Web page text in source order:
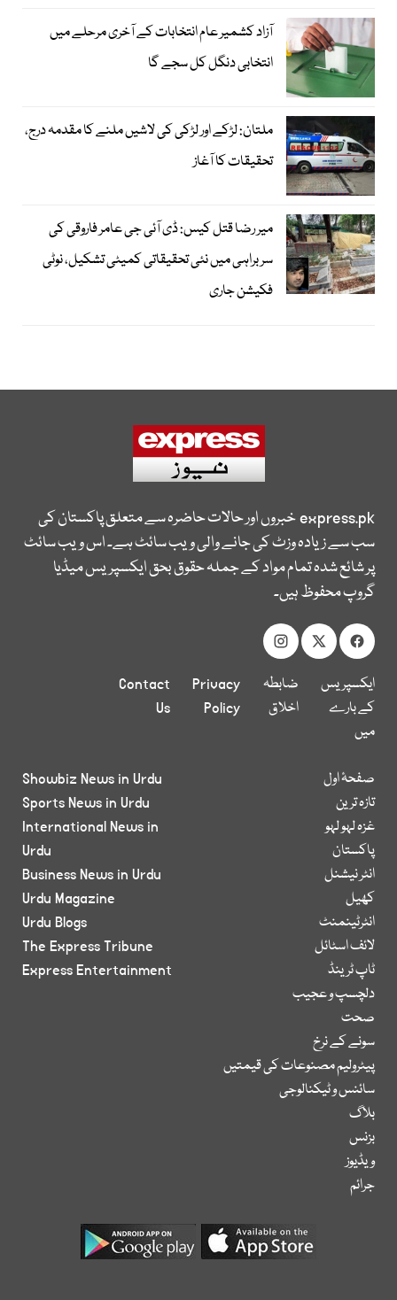
آزاد کشمیر عام انتخابات کے آخری مرحلے میں
انتخابی دنگل کل سجے گا
ملتان: لڑکے اور لڑکی کی لاشیں ملنے کا مقدمہ درج،
تحقیقات کا آغاز
میر رضا قتل کیس: ڈی آئی جی عامر فاروقی کی
سربراہی میں نئی تحقیقاتی کمیٹی تشکیل، نوٹی
فکیشن جاری
express.pkخبروں اور حالات حاضرہ سے متعلق پاکستان کی
سب سے زیادہ وزٹ کی جانے والی ویب سائٹ ہے۔ اس ویب سائٹ
پر شائع شدہ تمام مواد کے جملہ حقوق بحق ایکسپریس میڈیا
گروپ محفوظ ہیں۔
ایکسپریس
کے بارے
میں
ضابطہ
اخلاق
Privacy
Policy
Contact
Us
صفحۂ اول
تازہ ترین
غزہ لہو لہو
پاکستان
انٹر نیشنل
کھیل
انٹرٹینمنٹ
لائف اسٹائل
ٹاپ ٹرینڈ
دلچسپ و عجیب
صحت
سونے کے نرخ
پیٹرولیم مصنوعات کی قیمتیں
سائنس و ٹیکنالوجی
بلاگ
بزنس
ویڈیوز
جرائم
Showbiz News in Urdu
Sports News in Urdu
International News in
Urdu
Business News in Urdu
Urdu Magazine
Urdu Blogs
The Express Tribune
Express Entertainment